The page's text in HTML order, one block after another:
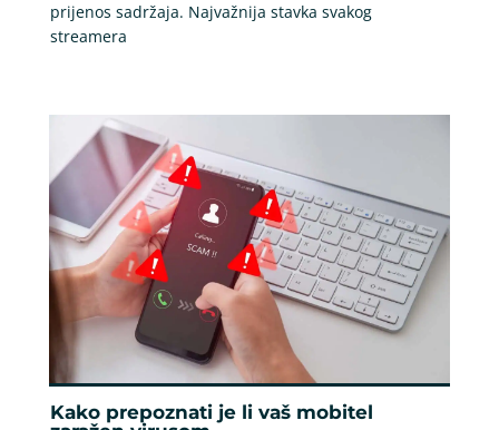
prijenos sadržaja. Najvažnija stavka svakog
streamera
Kako prepoznati je li vaš mobitel